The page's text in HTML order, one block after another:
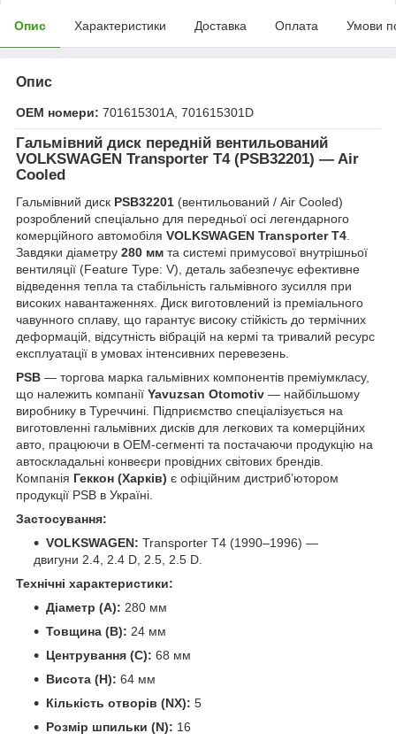
Опис Характеристики Доставка Оплата Умови
Опис
OEM номери: 701615301A, 701615301D
Гальмівний диск передній вентильований
VOLKSWAGEN Transporter T4 (PSB32201) — Air
Cooled
Гальмівний диск PSB32201 (вентильований / Air Cooled)
розроблений спеціально для передньої осі легендарного
комерційного автомобіля VOLKSWAGEN Transporter T4
Завдяки діаметру 280 мм та системі примусової внутрішньої
вентиляції (Feature Type: V), деталь забезпечує ефективне
відведення тепла та стабільність гальмівного зусилля при
високих навантаженнях. Диск виготовлений із преміального
чавунного сплаву, що гарантує високу стійкість до термічних
деформацій, відсутність вібрацій на кермі та тривалий ресурс
експлуатації в умовах інтенсивних перевезень.
PSB — торгова марка гальмівних компонентів преміумкласу,
що належить компанії Yavuzsan Otomotiv — найбільшому
виробнику в Туреччині. Підприємство спеціалізується на
виготовленні гальмівних дисків для легкових та комерційних
авто, працюючи в OEM-сегменті та постачаючи продукцію на
автоскладальні конвеєри провідних світових брендів.
Компанія Геккон (Харків) є офіційним дистриб’ютором
продукції PSB в Україні.
Застосування:
VOLKSWAGEN: Transporter T4 (1990–1996) —
двигуни 2.4, 2.4 D, 2.5, 2.5 D.
Технічні характеристики:
Діаметр (A): 280 мм
Товщина (B): 24 мм
Центрування (C): 68 мм
Висота (H): 64 мм
Кількість отворів (NX): 5
Розмір шпильки (N): 16